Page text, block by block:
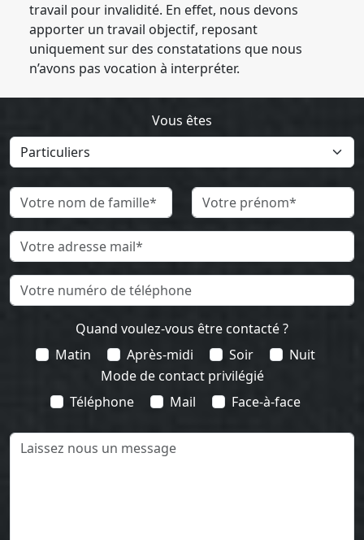
travail pour invalidité. En effet, nous devons
apporter un travail objectif, reposant
uniquement sur des constatations que nous
n’avons pas vocation à interpréter.
Vous êtes
Quand voulez-vous être contacté ?
Matin
Après-midi Soir
Nuit
Mode de contact privilégié
Téléphone
Mail Face-à-face